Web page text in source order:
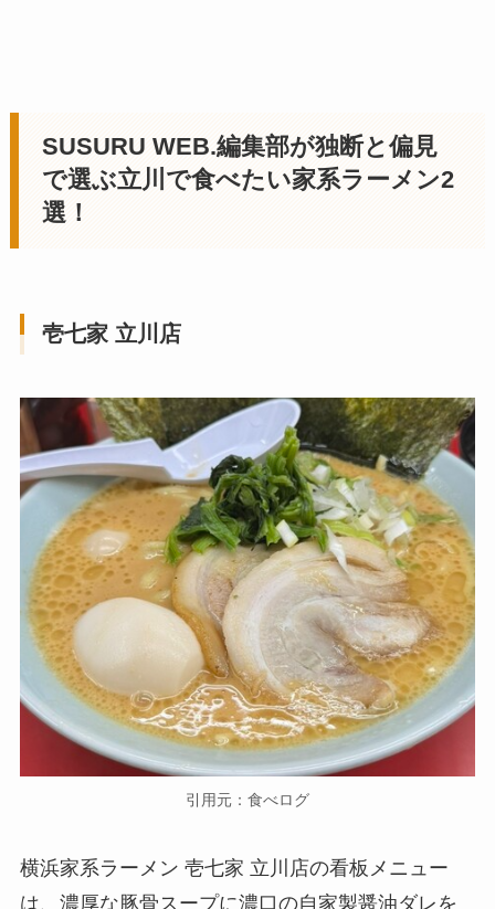
SUSURU WEB.編集部が独断と偏見
で選ぶ立川で食べたい家系ラーメン2
選！
壱七家 立川店
引用元：食べログ
横浜家系ラーメン 壱七家 立川店の看板メニュー
は、濃厚な豚骨スープに濃口の自家製醤油ダレを